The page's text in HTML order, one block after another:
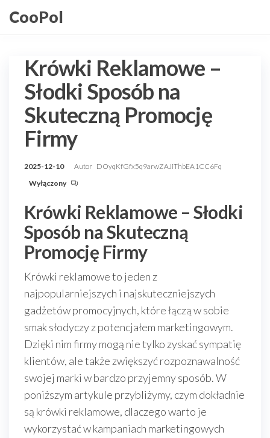
doCooPol
Krówki Reklamowe –
Słodki Sposób na
Skuteczną Promocję
Firmy
2025-12-10 Autor DOyqKfGfx5q9arwZAJiThbEA1CC6Fq
Wyłączony
Krówki Reklamowe – Słodki
Sposób na Skuteczną
Promocję Firmy
Krówki reklamowe to jeden z
najpopularniejszych i najskuteczniejszych
gadżetów promocyjnych, które łączą w sobie
smak słodyczy z potencjałem marketingowym.
Dzięki nim firmy mogą nie tylko zyskać sympatię
klientów, ale także zwiększyć rozpoznawalność
swojej marki w bardzo przyjemny sposób. W
poniższym artykule przybliżymy, czym dokładnie
są krówki reklamowe, dlaczego warto je
wykorzystać w kampaniach marketingowych